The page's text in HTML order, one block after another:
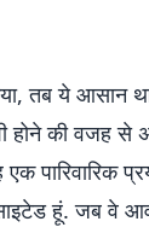
तब ये आसान
होने की वजह से
पारिवारिक
हूं. जब वे